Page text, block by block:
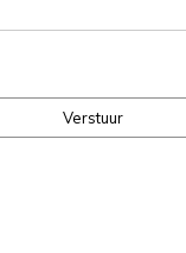
Verstuur